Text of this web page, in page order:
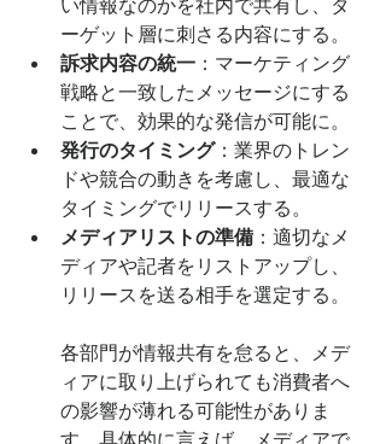
い情報なのかを社内で共有し、タ
ーゲット層に刺さる内容にする。
訴求内容の統一 ：マーケティング
戦略と一致したメッセージにする
ことで、効果的な発信が可能に。
発行のタイミング：業界のトレン
ドや競合の動きを考慮し、最適な
タイミングでリリースする。
メディアリストの準備 ：適切なメ
ディアや記者をリストアップし、
リリースを送る相手を選定する。
各部門が情報共有を怠ると、メデ
ィアに取り上げられても消費者へ
の影響が薄れる可能性がありま